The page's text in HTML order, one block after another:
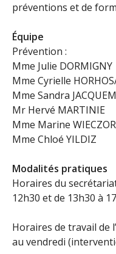
préventions et de
Équipe
Prévention :
Mme Julie DORMIGNY
Mme Cyrielle
Mme Sandra
Mr Hervé MARTINIE
Mme Marine
Mme Chloé YILDIZ
Modalités pratiques
Horaires du
12h30 et de 13h30 à
Horaires de travail de
au vendredi